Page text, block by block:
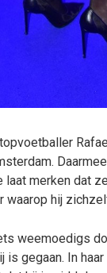
laat merken dat
waarop hij
weemoedigs
gegaan. In